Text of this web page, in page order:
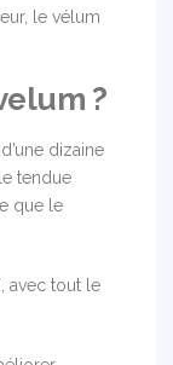
le vélum
?
dizaine
tendue
que le
avec tout le